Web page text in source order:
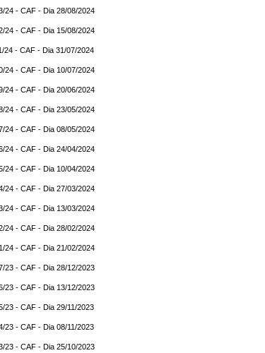
24 - CAF - Dia 28/08/2024
24 - CAF - Dia 15/08/2024
24 - CAF - Dia 31/07/2024
24 - CAF - Dia 10/07/2024
24 - CAF - Dia 20/06/2024
24 - CAF - Dia 23/05/2024
24 - CAF - Dia 08/05/2024
24 - CAF - Dia 24/04/2024
24 - CAF - Dia 10/04/2024
24 - CAF - Dia 27/03/2024
24 - CAF - Dia 13/03/2024
24 - CAF - Dia 28/02/2024
24 - CAF - Dia 21/02/2024
23 - CAF - Dia 28/12/2023
23 - CAF - Dia 13/12/2023
23 - CAF - Dia 29/11/2023
23 - CAF - Dia 08/11/2023
23 - CAF - Dia 25/10/2023